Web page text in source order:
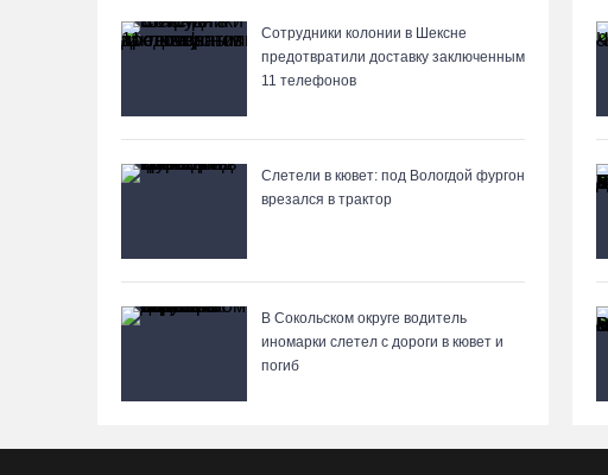
Сотрудники колонии в Шексне
предотвратили доставку заключенным
11 телефонов
Слетели в кювет: под Вологдой фургон
врезался в трактор
В Сокольском округе водитель
иномарки слетел с дороги в кювет и
погиб